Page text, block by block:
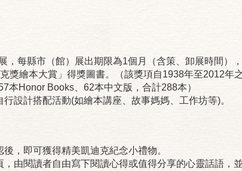
每縣市（館）展出期限為1個月（含策、卸展時間），
獎繪本大賞」得獎圖書。（該獎項自1938年至2012
本Honor Books、62本中文版，合計288本）
設計搭配活動(如繪本講座、故事媽媽、工作坊等)。
，即可獲得精美凱迪克紀念小禮物。
由閱讀者自由寫下閱讀心得或值得分享的心靈話語，